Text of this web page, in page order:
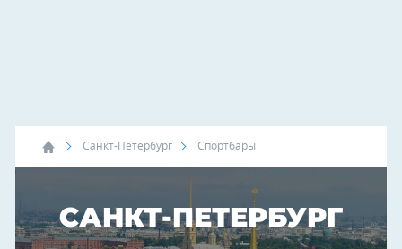
Санкт-Петербург Спортбары
САНКТ-ПЕТЕРБУРГ